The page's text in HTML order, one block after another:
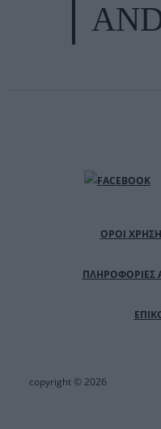
ΟΡΟΙ
ΠΛΗΡΟΦΟΡΙΕΣ
copyright © 2026